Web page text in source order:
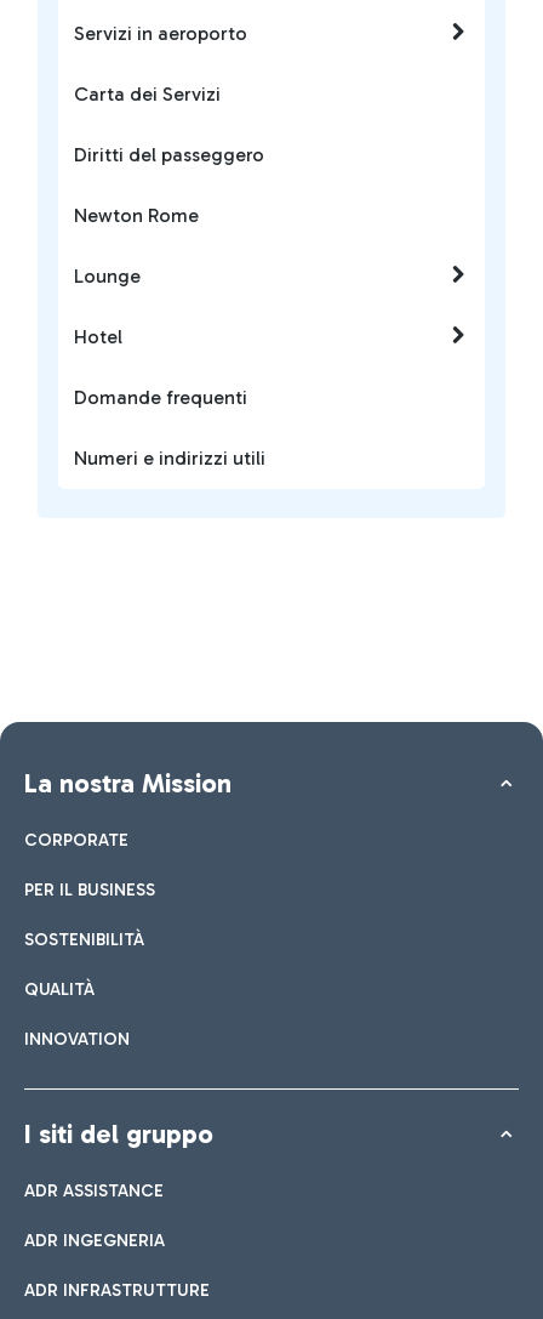
Servizi in aeroporto
Carta dei Servizi
Diritti del passeggero
Newton Rome
Lounge
Hotel
Domande frequenti
Numeri e indirizzi utili
La nostra Mission
CORPORATE
PER IL BUSINESS
SOSTENIBILITÀ
QUALITÀ
INNOVATION
I siti del gruppo
ADR ASSISTANCE
ADR INGEGNERIA
ADR INFRASTRUTTURE